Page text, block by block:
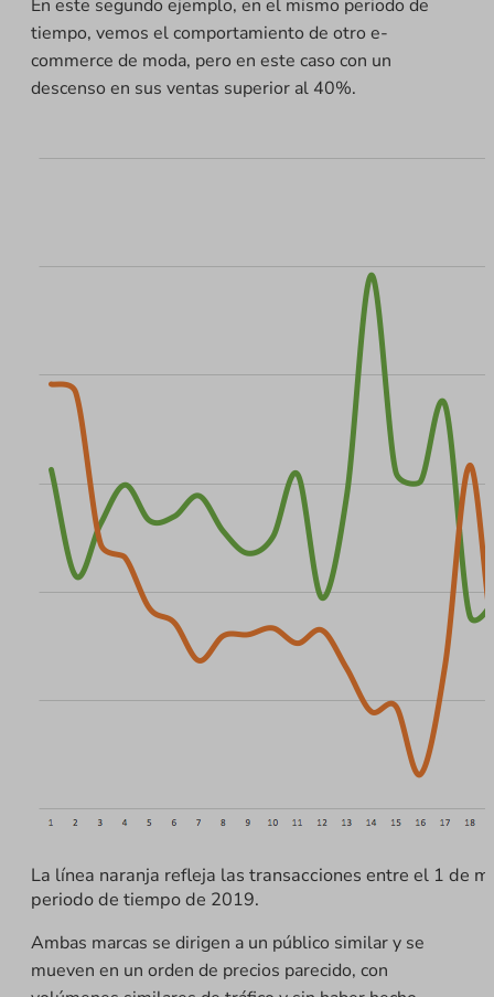
En este segundo ejemplo, en el mismo periodo de
tiempo, vemos el comportamiento de otro e-
commerce de moda, pero en este caso con un
descenso en sus ventas superior al 40%.
La línea naranja refleja las transacciones entre el 1 de
periodo de tiempo de 2019.
Ambas marcas se dirigen a un público similar y se
mueven en un orden de precios parecido, con